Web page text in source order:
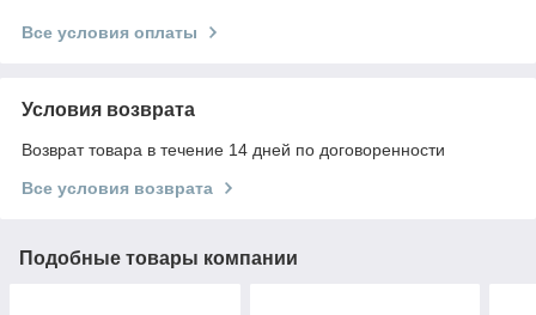
Все условия оплаты
Условия возврата
Возврат товара в течение 14 дней по договоренности
Все условия возврата
Подобные товары компании